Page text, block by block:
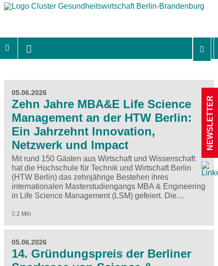
05.06.2026
Zehn Jahre MBA&E Life Science
Management an der HTW Berlin:
Ein Jahrzehnt Innovation,
Netzwerk und Impact
Mit rund 150 Gästen aus Wirtschaft und Wissenschaft
hat die Hochschule für Technik und Wirtschaft Berlin
(HTW Berlin) das zehnjährige Bestehen ihres
internationalen Masterstudiengangs MBA & Engineering
in Life Science Management (LSM) gefeiert. Die…
2 Min
05.06.2026
14. Gründungspreis der Berliner
NEWSLETTER